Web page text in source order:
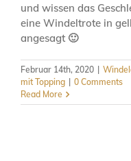
und wissen das
eine Windeltrote in
angesagt 🙂
Februar 14th, 2020 |
mit Topping | 0 Comments
Read More